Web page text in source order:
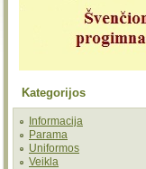
Kategorijos
Informacija
Parama
Uniformos
Veikla